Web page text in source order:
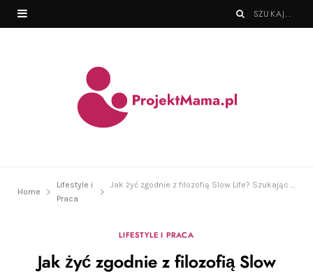
Home
Lifestyle i
Praca
Jak żyć zgodnie z filozofią Slow Life? Szukając równowagi w szybkim świecie
LIFESTYLE I PRACA
Jak żyć zgodnie z filozofią Slow